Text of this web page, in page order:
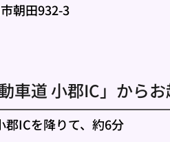
朝田932-3
動車道 小郡IC」から
郡ICを降りて、約6分